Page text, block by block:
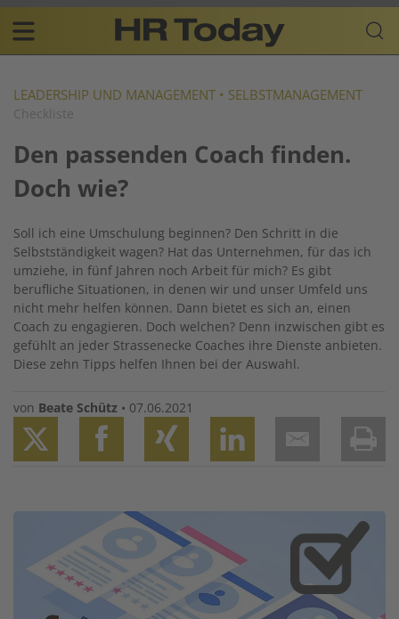
Skip
content
Plattform
für
Resources
navigation
DE
LEADERSHIP UND MANAGEMENT • SELBSTMANAGEMENT
Checkliste
Den passenden Coach finden.
Doch wie?
Soll ich eine Umschulung beginnen? Den Schritt in die
Selbstständigkeit wagen? Hat das Unternehmen, für das ich
umziehe, in fünf Jahren noch Arbeit für mich? Es gibt
berufliche Situationen, in denen wir und unser Umfeld uns
nicht mehr helfen können. Dann bietet es sich an, einen
Coach zu engagieren. Doch welchen? Denn inzwischen gibt es
gefühlt an jeder Strassenecke Coaches ihre Dienste anbieten.
Diese zehn Tipps helfen Ihnen bei der Auswahl.
von Beate Schütz • 07.06.2021